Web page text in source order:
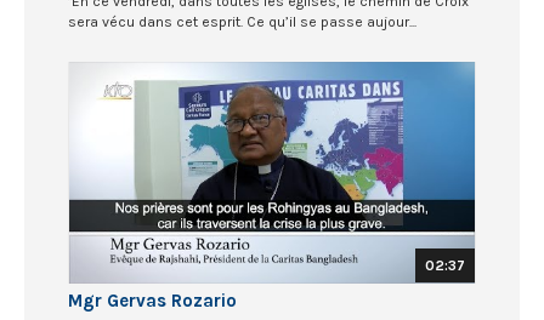
sera vécu dans cet esprit. Ce qu’il se passe aujour...
02:37
Mgr Gervas Rozario